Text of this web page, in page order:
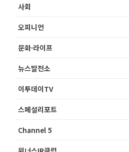
사회
오피니언
문화·라이프
뉴스발전소
이투데이TV
스페셜리포트
Channel 5